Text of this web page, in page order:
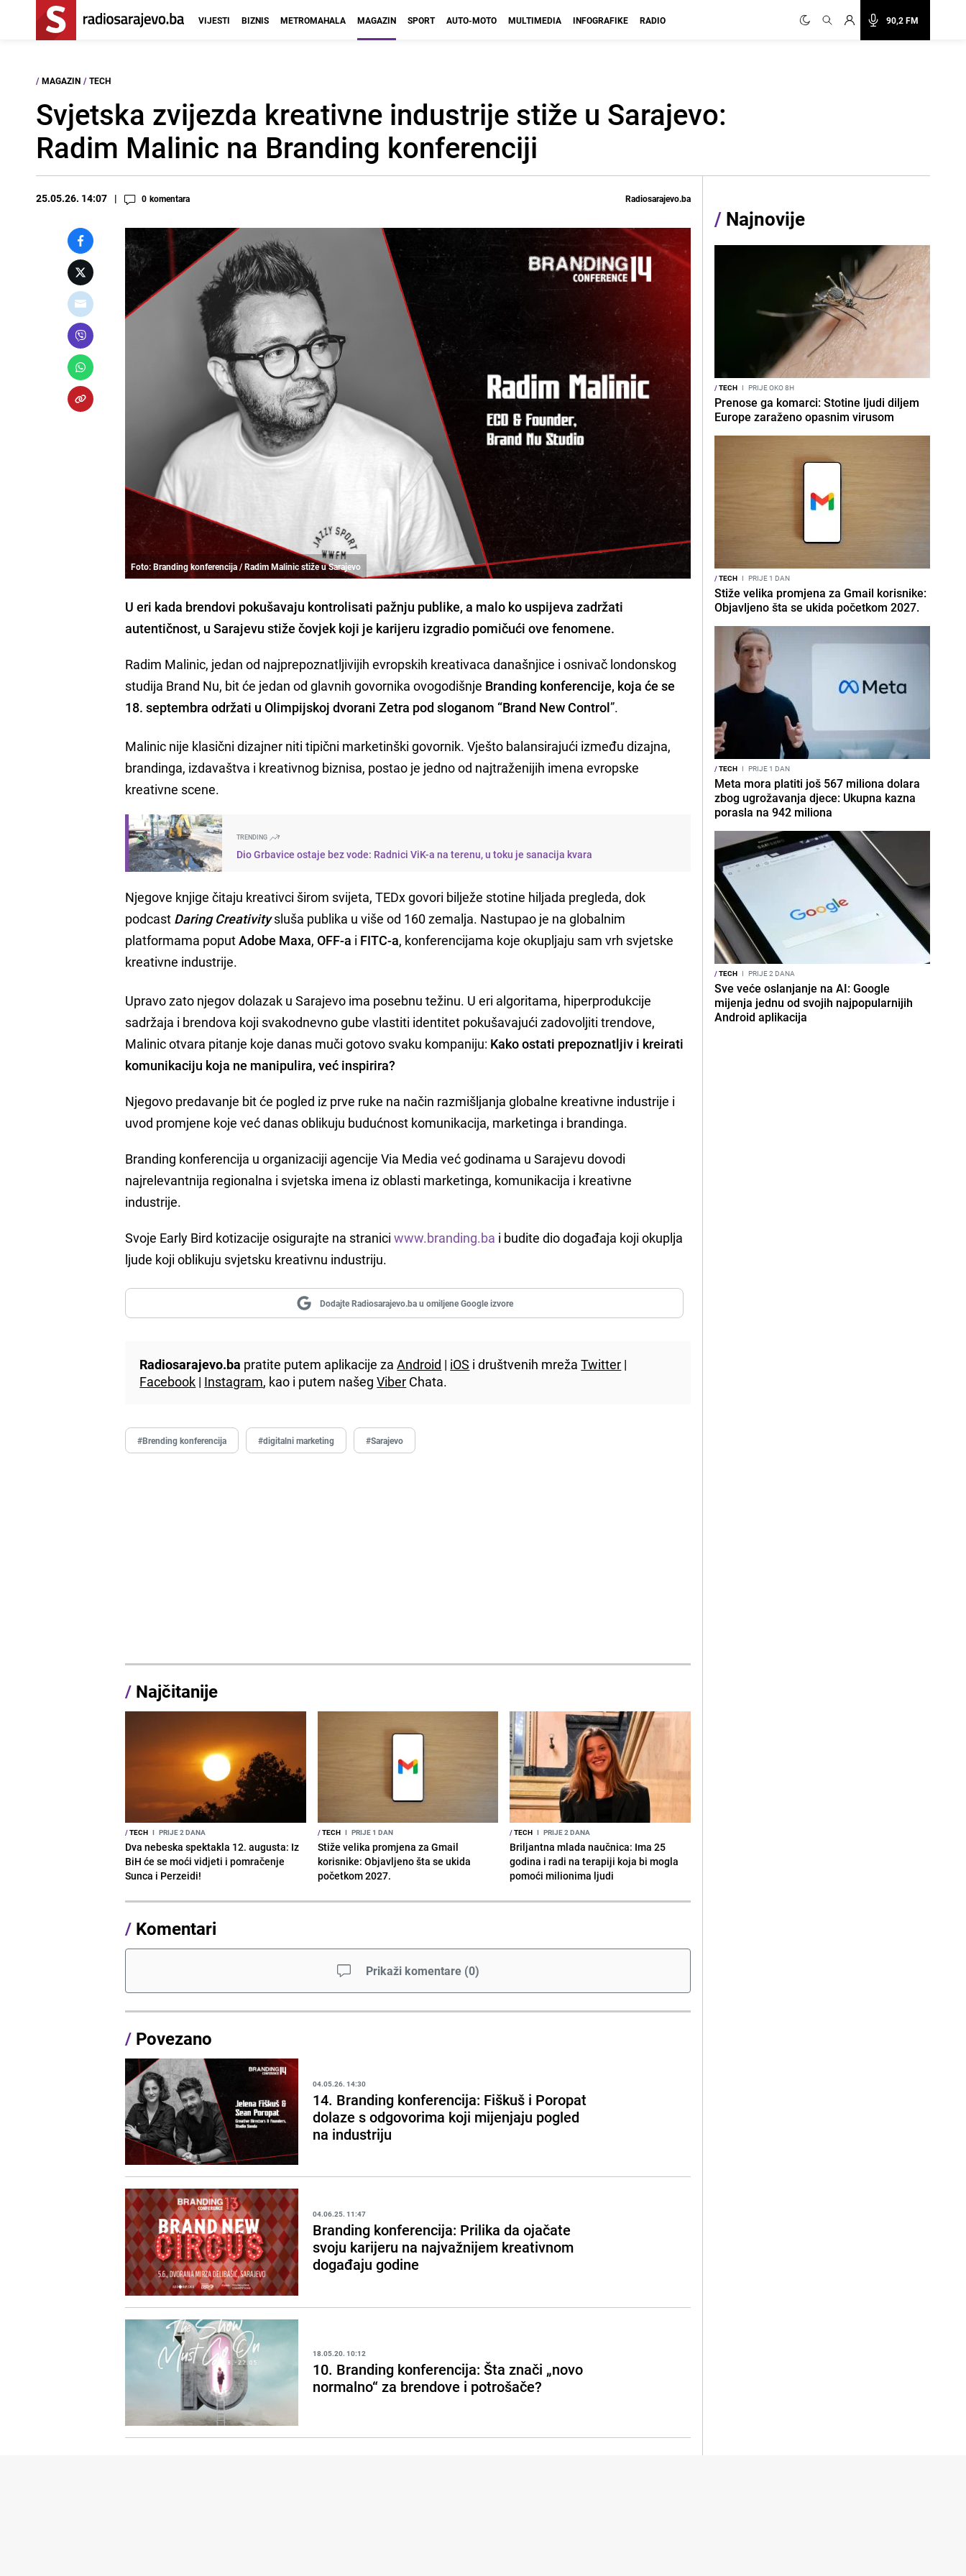
90,2 FM
VIJESTI BIZNIS METROMAHALA MAGAZIN SPORT AUTO-MOTO MULTIMEDIA INFOGRAFIKE RADIO
/ MAGAZIN / TECH
Svjetska zvijezda kreativne industrije stiže u Sarajevo:
Radim Malinic na Branding konferenciji
25.05.26. 14:07 0 komentara Radiosarajevo.ba
Foto: Branding konferencija / Radim Malinic stiže u Sarajevo
U eri kada brendovi pokušavaju kontrolisati pažnju publike, a malo ko uspijeva zadržati
autentičnost, u Sarajevu stiže čovjek koji je karijeru izgradio pomičući ove fenomene.
Radim Malinic, jedan od najprepoznatljivijih evropskih kreativaca današnjice i osnivač londonskog
studija Brand Nu, bit će jedan od glavnih govornika ovogodišnje Branding konferencije, koja će se
18. septembra održati u Olimpijskoj dvorani Zetra pod sloganom “Brand New Control”.
Malinic nije klasični dizajner niti tipični marketinški govornik. Vješto balansirajući između dizajna,
brandinga, izdavaštva i kreativnog biznisa, postao je jedno od najtraženijih imena evropske
kreativne scene.
TRENDING
Dio Grbavice ostaje bez vode: Radnici ViK-a na terenu, u toku je sanacija kvara
Njegove knjige čitaju kreativci širom svijeta, TEDx govori bilježe stotine hiljada pregleda, dok
podcast Daring Creativitysluša publika u više od 160 zemalja. Nastupao je na globalnim
platformama poputAdobe Maxa,OFF-a i FITC-a, konferencijama koje okupljaju sam vrh svjetske
kreativne industrije.
Upravo zato njegov dolazak u Sarajevo ima posebnu težinu. U eri algoritama, hiperprodukcije
sadržaja i brendova koji svakodnevno gube vlastiti identitet pokušavajući zadovoljiti trendove,
Malinic otvara pitanje koje danas muči gotovo svaku kompaniju: Kako ostati prepoznatljiv i kreirati
komunikaciju koja ne manipulira, već inspirira?
Njegovo predavanje bit će pogled iz prve ruke na način razmišljanja globalne kreativne industrije i
uvod promjene koje već danas oblikuju budućnost komunikacija, marketinga i brandinga.
Branding konferencija u organizaciji agencije Via Media već godinama u Sarajevu dovodi
najrelevantnija regionalna i svjetska imena iz oblasti marketinga, komunikacija i kreativne
industrije.
Svoje Early Bird kotizacije osigurajte na straniciwww.branding.ba i budite dio događaja koji okuplja
ljude koji oblikuju svjetsku kreativnu industriju.
Dodajte Radiosarajevo.ba u omiljene Google izvore
Radiosarajevo.ba pratite putem aplikacije zaAndroid | iOS i društvenih mrežaTwitter |
Facebook | Instagram, kao i putem našegViber Chata.
#Brending konferencija #digitalni marketing #Sarajevo
/ Najčitanije
/TECH I PRIJE 2 DANA
Dva nebeska spektakla 12. augusta: Iz
BiH će se moći vidjeti i pomračenje
Sunca i Perzeidi!
/TECH I PRIJE 1 DAN
Stiže velika promjena za Gmail
korisnike: Objavljeno šta se ukida
početkom 2027.
/TECH I PRIJE 2 DANA
Briljantna mlada naučnica: Ima 25
godina i radi na terapiji koja bi mogla
pomoći milionima ljudi
/ Komentari
Prikaži komentare (0)
/ Povezano
04.05.26. 14:30
14. Branding konferencija: Fiškuš i Poropat
dolaze s odgovorima koji mijenjaju pogled
na industriju
04.06.25. 11:47
Branding konferencija: Prilika da ojačate
svoju karijeru na najvažnijem kreativnom
događaju godine
18.05.20. 10:12
10. Branding konferencija: Šta znači „novo
normalno“ za brendove i potrošače?
/ Najnovije
/TECH I PRIJE OKO 8H
Prenose ga komarci: Stotine ljudi diljem
Europe zaraženo opasnim virusom
/TECH I PRIJE 1 DAN
Stiže velika promjena za Gmail korisnike:
Objavljeno šta se ukida početkom 2027.
/TECH I PRIJE 1 DAN
Meta mora platiti još 567 miliona dolara
zbog ugrožavanja djece: Ukupna kazna
porasla na 942 miliona
/TECH I PRIJE 2 DANA
Sve veće oslanjanje na AI: Google
mijenja jednu od svojih najpopularnijih
Android aplikacija